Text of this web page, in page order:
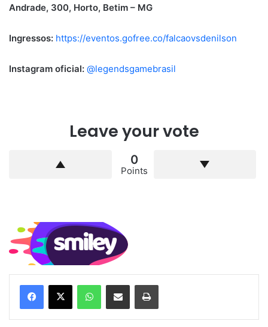
Andrade, 300, Horto, Betim – MG
Ingressos: https://eventos.gofree.co/falcaovsdenilson
Instagram oficial: @legendsgamebrasil
Leave your vote
0
Points
WhatsApp
Compartilhar via e-mail Imprimir